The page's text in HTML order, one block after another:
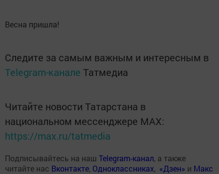
Весна пришла!
Следите за самым важным и интересным в
Telegram-канале Татмедиа
Читайте новости Татарстана в
национальном мессенджере MАХ:
https://max.ru/tatmedia
Подписывайтесь на наш Telegram-канал, а также
читайте нас Вконтакте, Одноклассниках, «Дзен» и Макс